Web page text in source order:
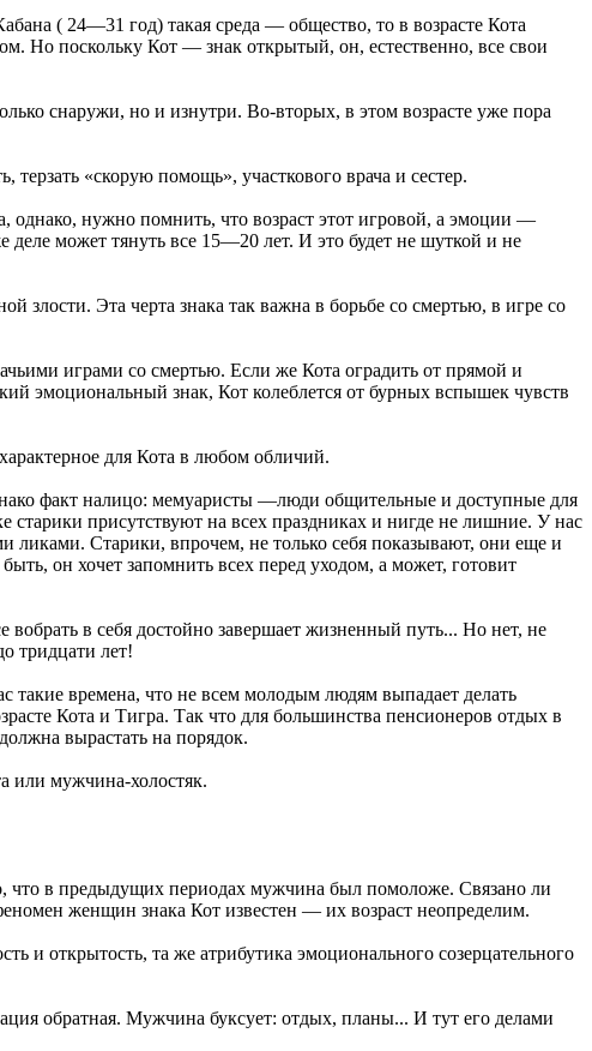
( 24—31 год) такая среда — общество, то в возрасте Кота
Но поскольку Кот — знак открытый, он, естественно, все свои
снаружи, но и изнутри. Во-вторых, в этом возрасте уже пора
«скорую помощь», участкового врача и сестер.
однако, нужно помнить, что возраст этот игровой, а эмоции —
может тянуть все 15—20 лет. И это будет не шуткой и не
Эта черта знака так важна в борьбе со смертью, в игре со
играми со смертью. Если же Кота оградить от прямой и
эмоциональный знак, Кот колеблется от бурных вспышек чувств
для Кота в любом обличий.
факт налицо: мемуаристы —люди общительные и доступные для
присутствуют на всех праздниках и нигде не лишние. У нас
Старики, впрочем, не только себя показывают, они еще и
он хочет запомнить всех перед уходом, а может, готовит
в себя достойно завершает жизненный путь... Но нет, не
тридцати лет!
такие времена, что не всем молодым людям выпадает делать
Кота и Тигра. Так что для большинства пенсионеров отдых в
вырастать на порядок.
или мужчина-холостяк.
что в предыдущих периодах мужчина был помоложе. Связано ли
женщин знака Кот известен — их возраст неопределим.
и открытость, та же атрибутика эмоционального созерцательного
обратная. Мужчина буксует: отдых, планы... И тут его делами